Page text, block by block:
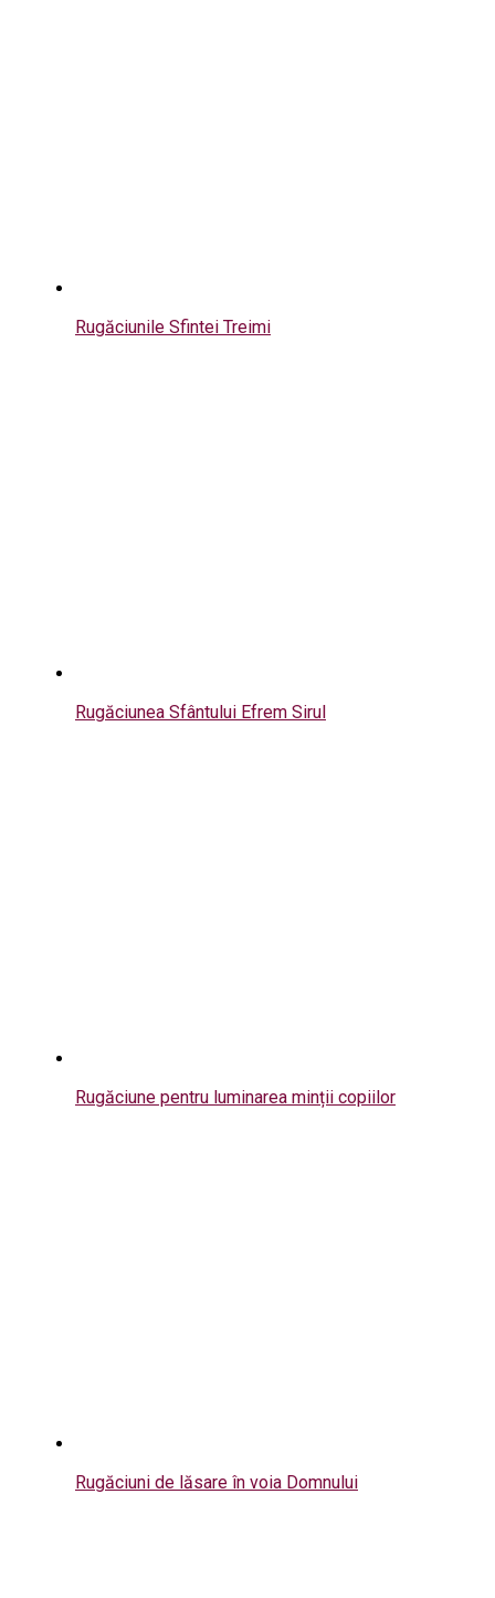
Rugăciunile Sfintei Treimi
Rugăciunea Sfântului Efrem Sirul
Rugăciune pentru luminarea minții copiilor
Rugăciuni de lăsare în voia Domnului